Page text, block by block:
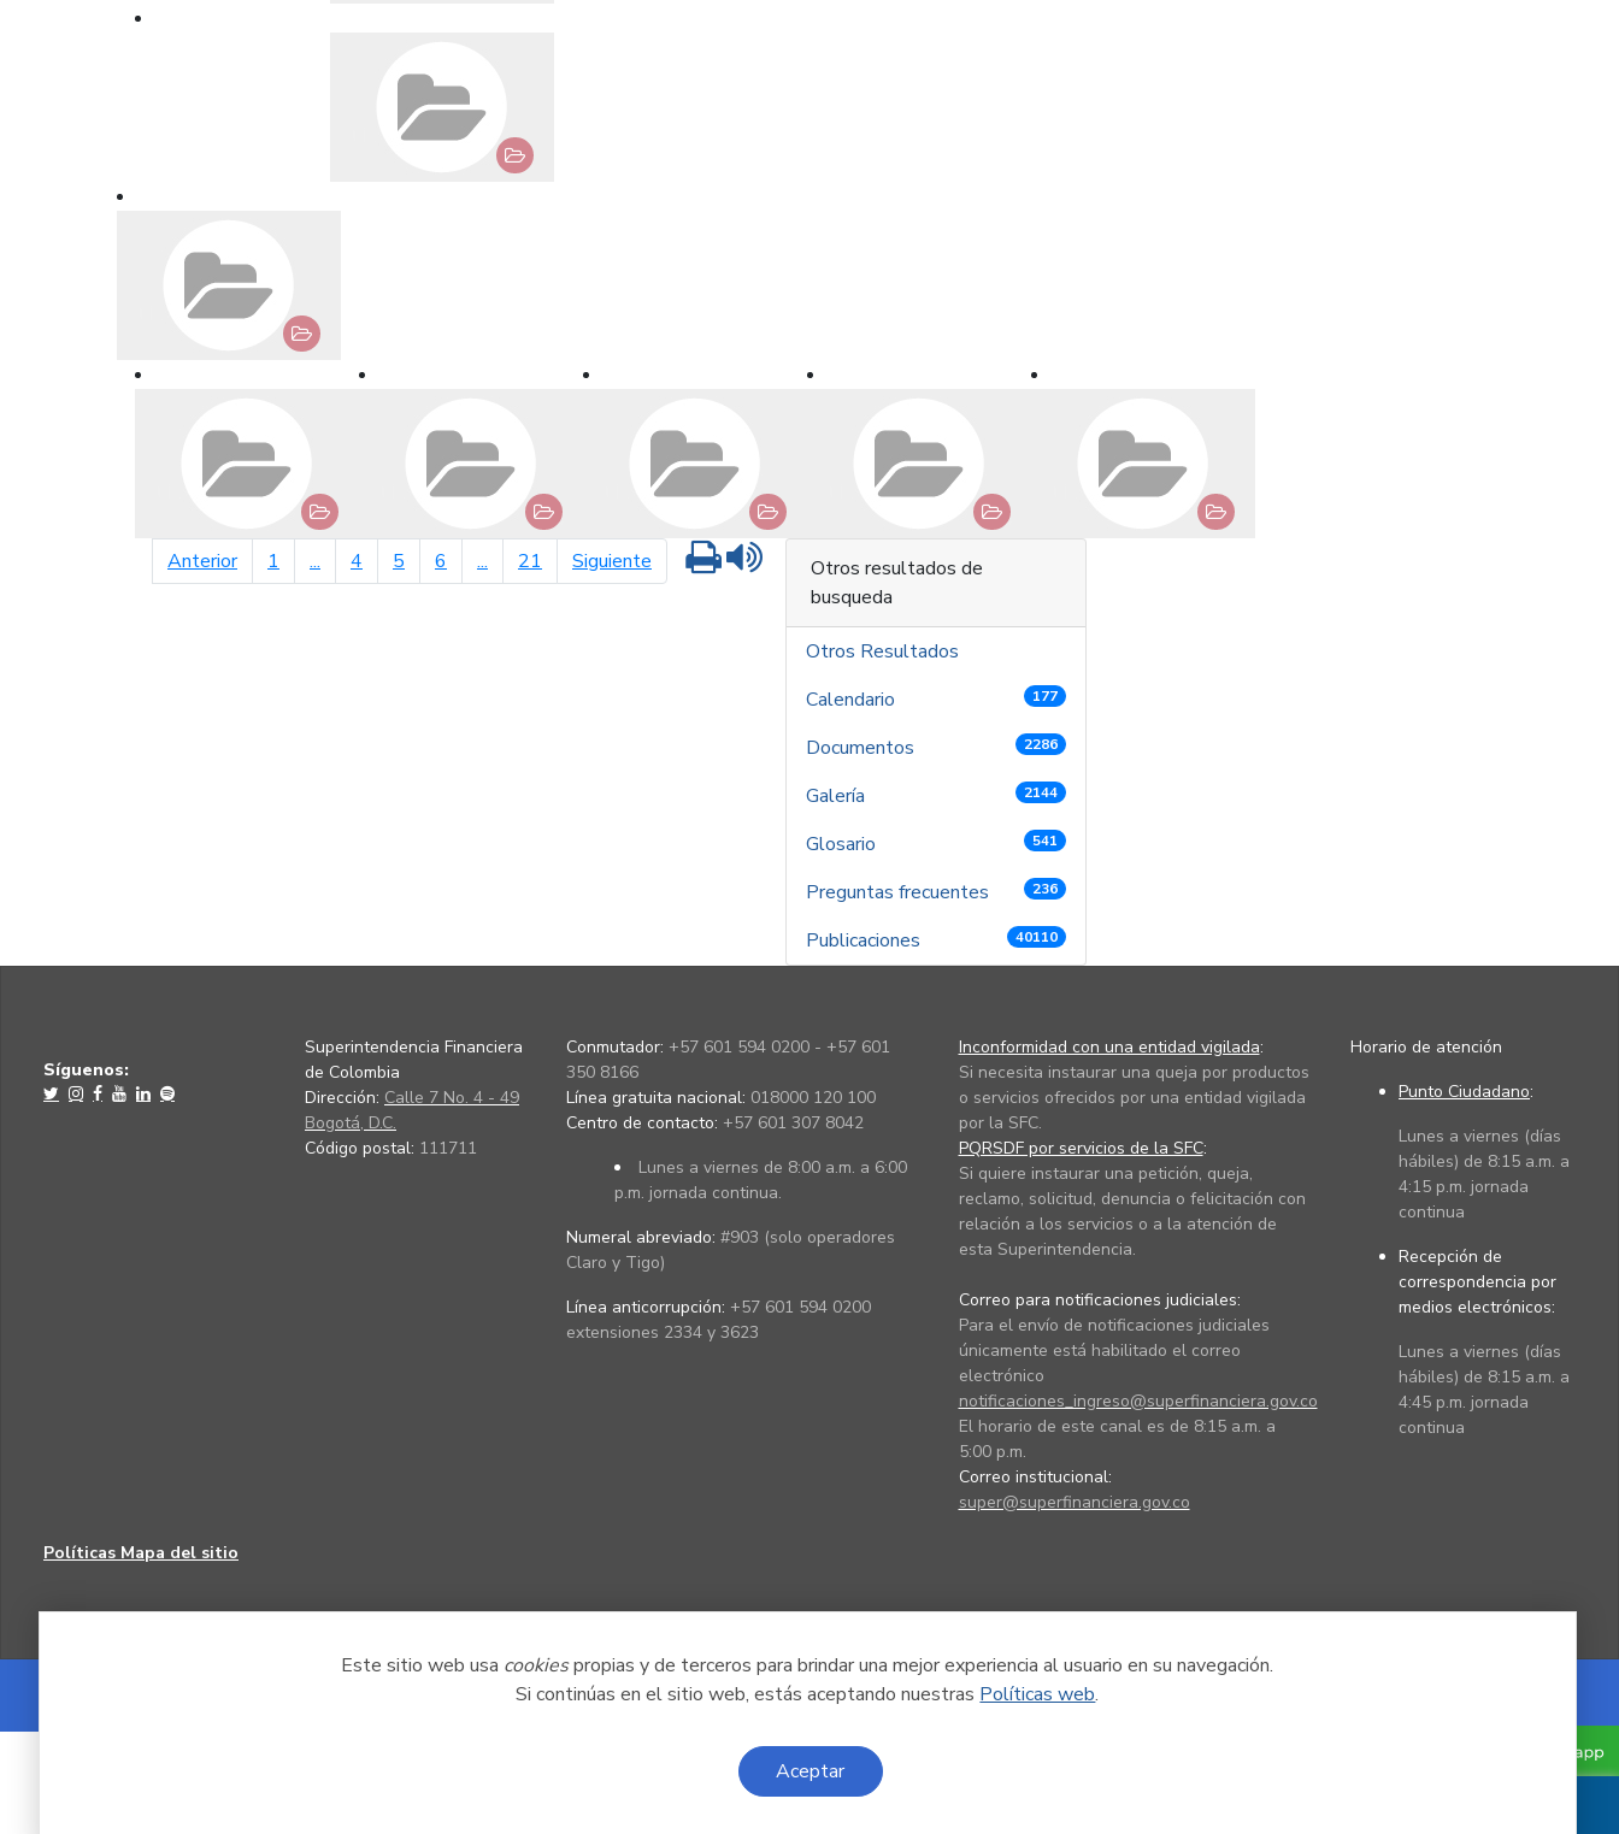
Este sitio web usa cookiespropias y de terceros para brindar una mejor experiencia al usuario en su navegación.
Si continúas en el sitio web, estás aceptando nuestras Políticas web.
Aceptar
Anteriorpágina anterior
1 ... 4 5 6 ... 21 Siguientepágina siguiente
Imprimir
Otros resultados de
busqueda
Otros Resultados
Calendario
177
Documentos 2286
Galería 2144
Glosario 541
Preguntas frecuentes 236
Publicaciones 40110
Síguenos:
Superintendencia Financiera
de Colombia
Dirección: Calle 7 No. 4 - 49
Bogotá, D.C.
Código postal: 111711
Conmutador: +57 601 594 0200 - +57 601
350 8166
Línea gratuita nacional: 018000 120 100
Centro de contacto: +57 601 307 8042
Lunes a viernes de 8:00 a.m. a 6:00
p.m. jornada continua.
Numeral abreviado: #903 (solo operadores
Claro y Tigo)
Línea anticorrupción: +57 601 594 0200
extensiones 2334 y 3623
Inconformidad con una entidad vigilada:
Si necesita instaurar una queja por productos
o servicios ofrecidos por una entidad vigilada
por la SFC.
PQRSDF por servicios de la SFC:
Si quiere instaurar una petición, queja,
reclamo, solicitud, denuncia o felicitación con
relación a los servicios o a la atención de
esta Superintendencia.
Correo para notificaciones judiciales:
Para el envío de notificaciones judiciales
únicamente está habilitado el correo
electrónico
notificaciones_ingreso@superfinanciera.gov.co
El horario de este canal es de 8:15 a.m. a
5:00 p.m.
Correo institucional:
super@superfinanciera.gov.co
Horario de atención
Punto Ciudadano:
Lunes a viernes (días
hábiles) de 8:15 a.m. a
4:15 p.m. jornada
continua
Recepción de
correspondencia por
medios electrónicos:
Lunes a viernes (días
hábiles) de 8:15 a.m. a
4:45 p.m. jornada
continua
Políticas Mapa del sitio
Powered by Nexura